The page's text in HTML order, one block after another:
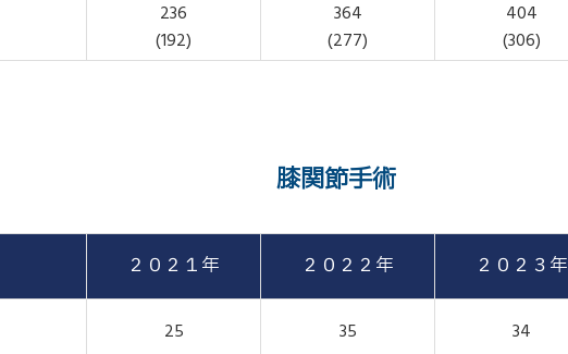
236
(192)
364
(277)
404
(306)
膝関節手術
２０２１年 ２０２２年 ２０２３年
25 35 34